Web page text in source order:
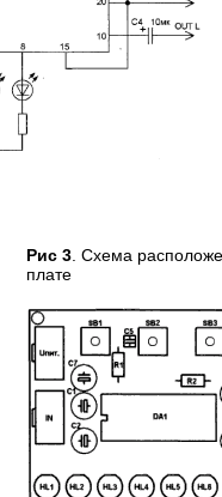
Рис 3 . Схема
плате